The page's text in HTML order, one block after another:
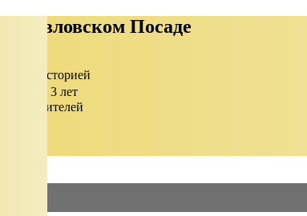
Павловском Посаде
историей
срок до 3 лет
и поручителей